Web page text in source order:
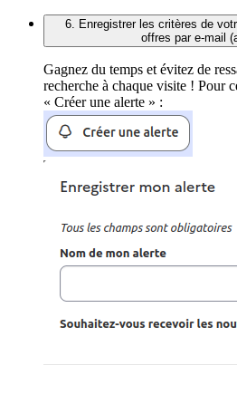
6. Enregistrer les critères de
offres par e-mail
Gagnez du temps et évitez de
recherche à chaque visite ! Pour
« Créer une alerte » :